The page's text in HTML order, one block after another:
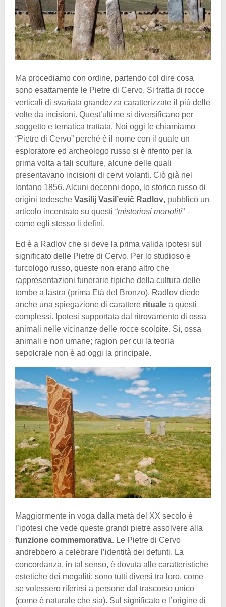
Ma procediamo con ordine, partendo col dire cosa
sono esattamente le Pietre di Cervo. Si tratta di rocce
verticali di svariata grandezza caratterizzate il più delle
volte da incisioni. Quest’ultime si diversificano per
soggetto e tematica trattata. Noi oggi le chiamiamo
“Pietre di Cervo” perché è il nome con il quale un
esploratore ed archeologo russo si è riferito per la
prima volta a tali sculture, alcune delle quali
presentavano incisioni di cervi volanti. Ciò già nel
lontano 1856. Alcuni decenni dopo, lo storico russo di
origini tedesche Vasilij Vasil’evič Radlov, pubblicò un
articolo incentrato su questi “misteriosi monoliti” –
come egli stesso li definì.
Ed è a Radlov che si deve la prima valida ipotesi sul
significato delle Pietre di Cervo. Per lo studioso e
turcologo russo, queste non erano altro che
rappresentazioni funerarie tipiche della cultura delle
tombe a lastra (prima Età del Bronzo). Radlov diede
anche una spiegazione di carattere rituale a questi
complessi. Ipotesi supportata dal ritrovamento di ossa
animali nelle vicinanze delle rocce scolpite. Sì, ossa
animali e non umane; ragion per cui la teoria
sepolcrale non è ad oggi la principale.
Maggiormente in voga dalla metà del XX secolo è
l’ipotesi che vede queste grandi pietre assolvere alla
funzione commemorativa. Le Pietre di Cervo
andrebbero a celebrare l’identità dei defunti. La
concordanza, in tal senso, è dovuta alle caratteristiche
estetiche dei megaliti: sono tutti diversi tra loro, come
se volessero riferirsi a persone dal trascorso unico
(come è naturale che sia). Sul significato e l’origine di